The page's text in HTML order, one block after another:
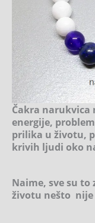
Čakra narukvica
energije,
prilika u životu,
krivih ljudi oko
Naime, sve su to
životu nešto nije